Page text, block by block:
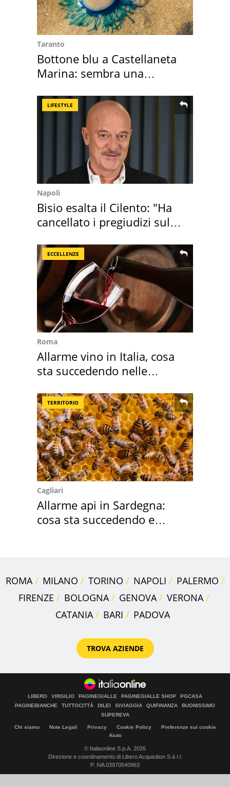
Taranto
Bottone blu a Castellaneta
Marina: sembra una
LIFESTYLE
Napoli
Bisio esalta il Cilento: "Ha
cancellato i pregiudizi sul
ECCELLENZE
Roma
Allarme vino in Italia, cosa
sta succedendo nelle
TERRITORIO
Cagliari
Allarme api in Sardegna:
cosa sta succedendo e
ROMA MILANO TORINO NAPOLI
PALERMO
FIRENZE
BOLOGNA GENOVA
VERONA
CATANIA
BARI PADOVA
TROVA AZIENDE
LIBERO VIRGILIO PAGINEGIALLE PAGINEGIALLE SHOP
PGCASA
PAGINEBIANCHE
TUTTOCITTÀ DILEI SIVIAGGIA QUIFINANZA
BUONISSIMO
SUPEREVA
Chi siamo Note Legali Privacy Cookie Policy
Preferenze sui cookie
Aiuto
© Italiaonline S.p.A. 2026
Direzione e coordinamento di Libero Acquisition S.á r.l.
P. IVA 03970540963